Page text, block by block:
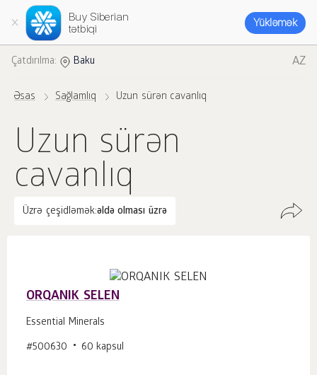
Buy Siberian
tətbiqi
Yükləmək
Çatdırılma: Baku AZ
Əsas Sağlamlıq Uzun sürən cavanlıq
Uzun sürən
cavanlıq
Üzrə çeşidləmək:əldə olması üzrə
ORQANIK SELEN
Essential Minerals
#500630 60 kapsul